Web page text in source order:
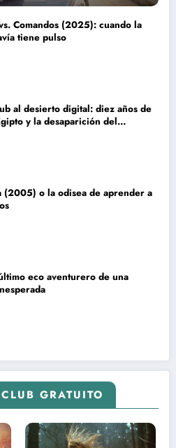
Comandos (2025): cuando la
tiene pulso
al desierto digital: diez años de
y la desaparición del
(2005) o la odisea de aprender a
eco aventurero de una
GRATUITO